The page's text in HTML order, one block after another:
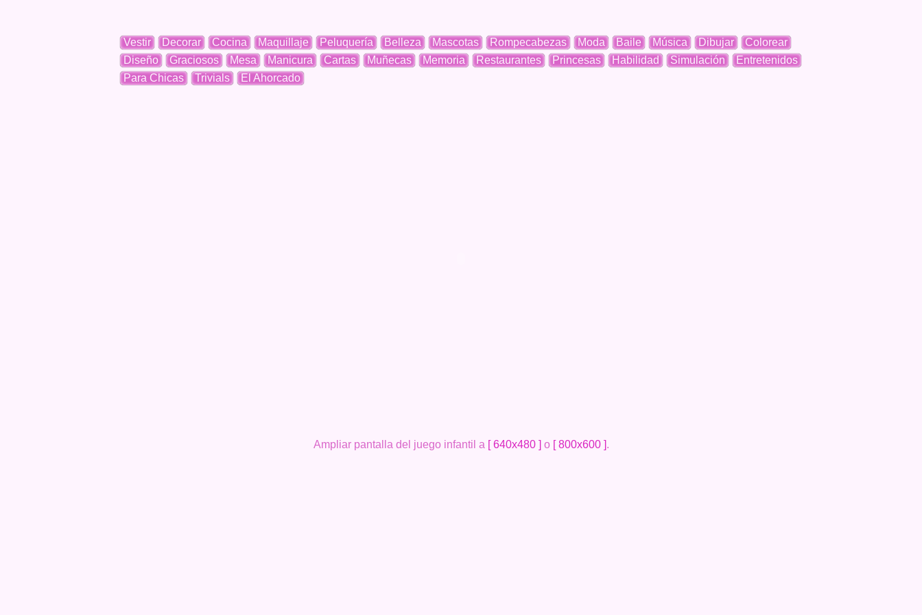
Vestir Decorar Cocina Maquillaje Peluquería Belleza Mascotas Rompecabezas Moda Baile Música Dibujar
Colorear
Diseño
Graciosos Mesa Manicura Cartas Muñecas Memoria Restaurantes Princesas Habilidad Simulación
Entretenidos
Para Chicas
Trivials El Ahorcado
Ampliar pantalla del juego infantil a [ 640x480 ] o [ 800x600 ].